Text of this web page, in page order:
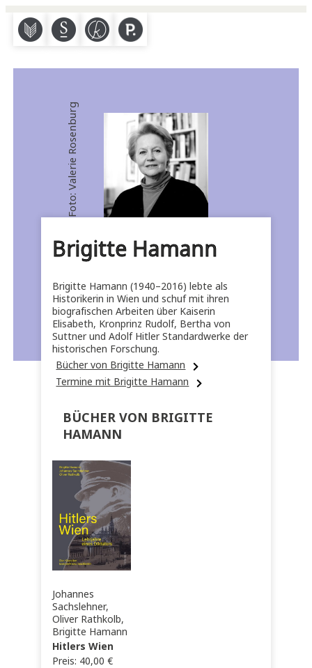
M S K P
Foto: Valerie Rosenburg
Brigitte Hamann
Brigitte Hamann (1940–2016) lebte als
Historikerin in Wien und schuf mit ihren
biografischen Arbeiten über Kaiserin
Elisabeth, Kronprinz Rudolf, Bertha von
Suttner und Adolf Hitler Standardwerke der
historischen Forschung.
Bücher von Brigitte Hamann
Termine mit Brigitte Hamann
BÜCHER VON BRIGITTE
HAMANN
Johannes
Sachslehner,
Oliver Rathkolb,
Brigitte Hamann
Hitlers Wien
Preis: 40,00€